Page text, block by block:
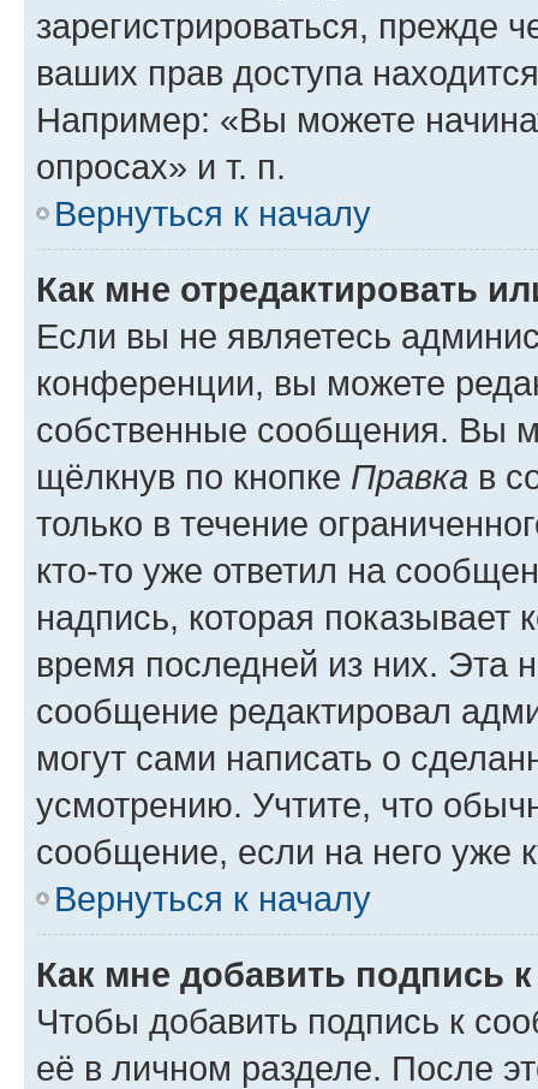
зарегистрироваться, прежде
ваших прав доступа
Например: «Вы можете
опросах» и т. п.
Вернуться к началу
Как мне отредактировать
Если вы не являетесь
конференции, вы можете
собственные сообщения. Вы
щёлкнув по кнопке Правка в
только в течение
кто-то уже ответил на
надпись, которая показывает
время последней из них. Эта
сообщение редактировал
могут сами написать о
усмотрению. Учтите, что
сообщение, если на него уже
Вернуться к началу
Как мне добавить подпись
Чтобы добавить подпись к
её в личном разделе. После